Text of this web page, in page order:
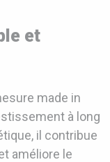
et
made in
à long
il contribue
améliore le